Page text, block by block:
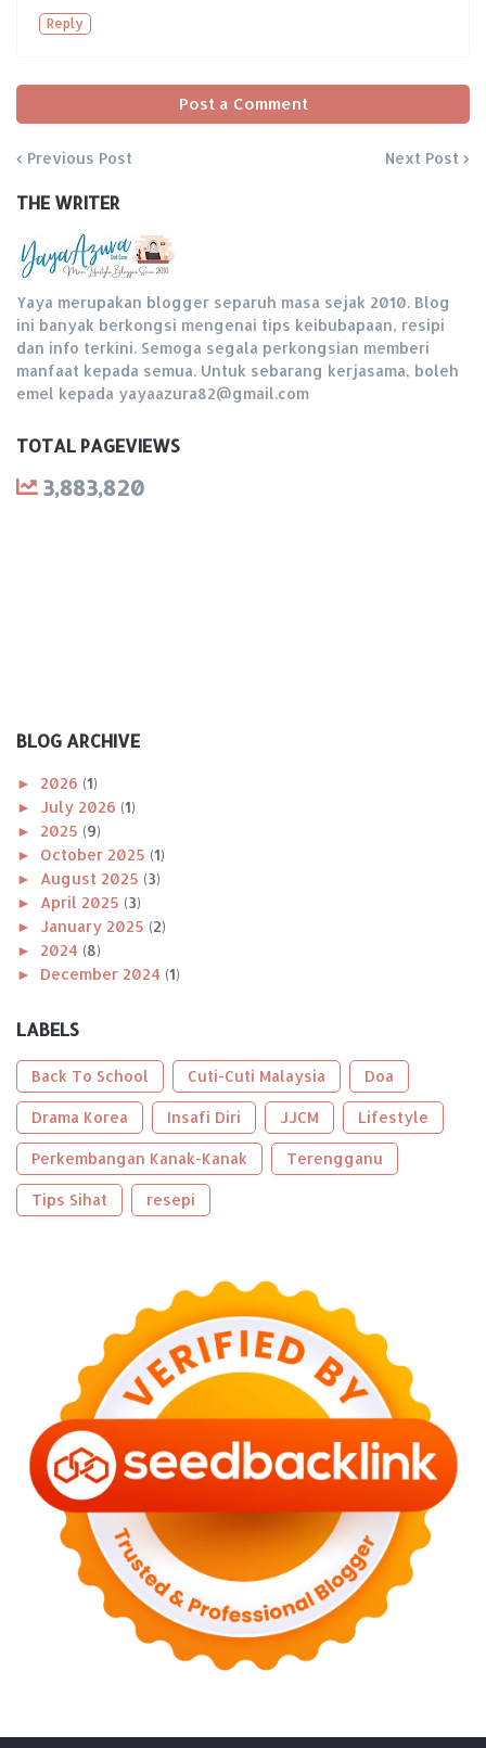
Reply
Post a Comment
Previous Post Next Post
THE WRITER
Yaya merupakan blogger separuh masa sejak 2010. Blog
ini banyak berkongsi mengenai tips keibubapaan, resipi
dan info terkini. Semoga segala perkongsian memberi
manfaat kepada semua. Untuk sebarang kerjasama, boleh
emel kepada yayaazura82@gmail.com
TOTAL PAGEVIEWS
3,883,820
BLOG ARCHIVE
► 2026 (1)
► July 2026 (1)
► 2025 (9)
► October 2025 (1)
► August 2025 (3)
► April 2025 (3)
► January 2025 (2)
► 2024 (8)
► December 2024 (1)
► October 2024
► April 2024 (1)
►January 2024(2)
►2023 (56)
►December 2023(2)
►October 2023 (2)
►September 2023(5)
►August 2023(9)
(6)
February 2023
(6)
January 2023 (13)
2022
December 2022 (6)
September 2022
►
August 2022(11)
►
July 2022 (7)
►June 2022
April 2022 (4)
March 2022(2)
February 2022
January 2022
(2)
(82)
December 2021(9)
(4)
►August 2021(2)
LABELS
Back To School Cuti-Cuti Malaysia Doa
Drama Korea Insafi Diri JJCM Lifestyle
Perkembangan Kanak-Kanak Terengganu
Tips Sihat resepi